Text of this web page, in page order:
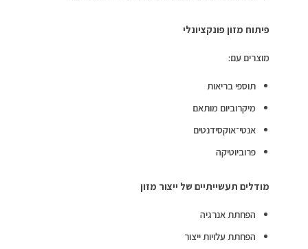
פיתוח מזון פונקציונלי
מוצרים עם:
תוספי בריאות
מיקרוביום מותאם
אנטי־אוקסידנטים
פרוביוטיקה
מודלים תעשייתיים של ייצור מזון
הפחתת אנרגיה
הפחתת עלויות ייצור